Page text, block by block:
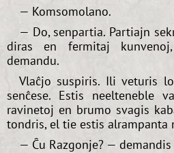
— Komsomolano.
— Do, senpartia. Partiajn
diras en fermitaj
demandu.
Vlaĉjo suspiris. Ili veturis
senĉese. Estis neelteneble
ravinetoj en brumo svagis
tondris, el tie estis alrampanta
— Ĉu Razgonje? —